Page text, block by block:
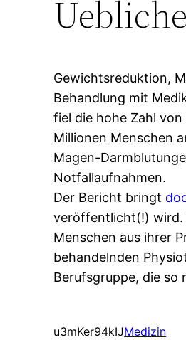
Gewichtsreduktion,
Behandlung mit
fiel die hohe Zahl
Millionen Menschen
Magen-
Notfallaufnahmen.
Der Bericht bringt
veröffentlicht(!) wird.
Menschen aus ihrer
behandelnden
Berufsgruppe, die so
u3mKer94kIJMedizin